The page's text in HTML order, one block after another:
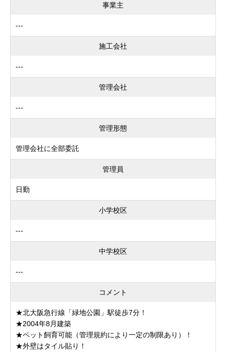
事業主
---
施工会社
---
管理会社
---
管理形態
管理会社に全部委託
管理員
日勤
小学校区
---
中学校区
---
コメント
★北大阪急行線「緑地公園」駅徒歩7分！
★2004年8月建築
★ペット飼育可能（管理規約により一定の制限あり）！
★外壁はタイル貼り！